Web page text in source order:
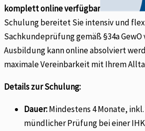
komplett online verfügbar
Schulung bereitet Sie intensiv und
Sachkundeprüfung gemäß §34a GewO
Ausbildung kann online absolviert
maximale Vereinbarkeit mit Ihrem
Details zur Schulung:
Dauer:Mindestens 4 Monate,
mündlicher Prüfung bei einer